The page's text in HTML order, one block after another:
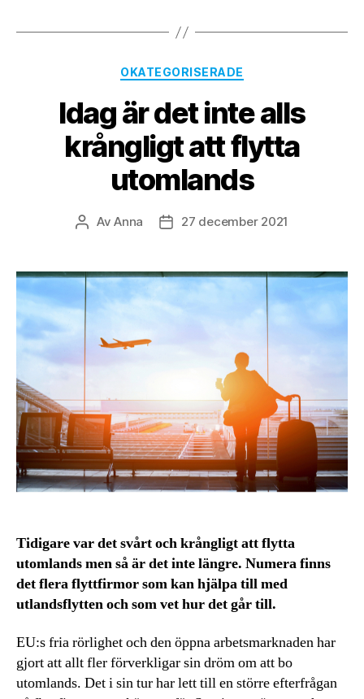
Kategorier
OKATEGORISERADE
Idag är det inte alls
krångligt att flytta
utomlands
Inläggsförfattare
AvAnna Inläggsdatum
27 december 2021
Tidigare var det svårt och krångligt att flytta
utomlands men så är det inte längre. Numera finns
det flera flyttfirmor som kan hjälpa till med
utlandsflytten och som vet hur det går till.
EU:s fria rörlighet och den öppna arbetsmarknaden har
gjort att allt fler förverkligar sin dröm om att bo
utomlands. Det i sin tur har lett till en större efterfrågan